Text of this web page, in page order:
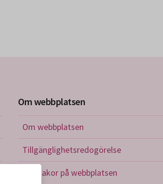
Om webbplatsen
Om webbplatsen
Tillgänglighetsredogörelse
Om kakor på webbplatsen